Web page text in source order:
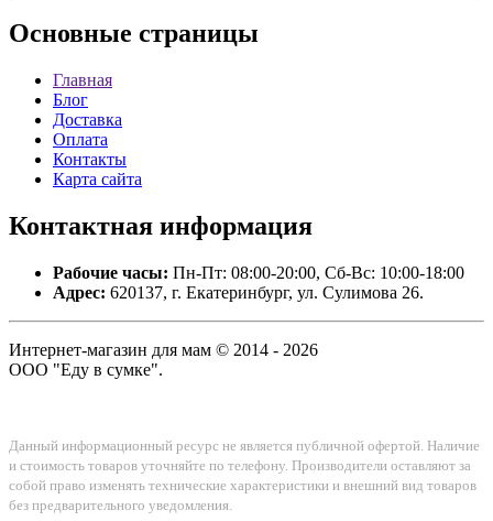
Основные страницы
Главная
Блог
Доставка
Оплата
Контакты
Карта сайта
Контактная информация
Рабочие часы: Пн-Пт: 08:00-20:00, Сб-Вс: 10:00-18:00
Адрес: 620137, г. Екатеринбург, ул. Сулимова 26.
Интернет-магазин для мам © 2014 - 2026
ООО "Еду в сумке".
Данный информационный ресурс не является публичной офертой. Наличие
и стоимость товаров уточняйте по телефону. Производители оставляют за
собой право изменять технические характеристики и внешний вид товаров
без предварительного уведомления.